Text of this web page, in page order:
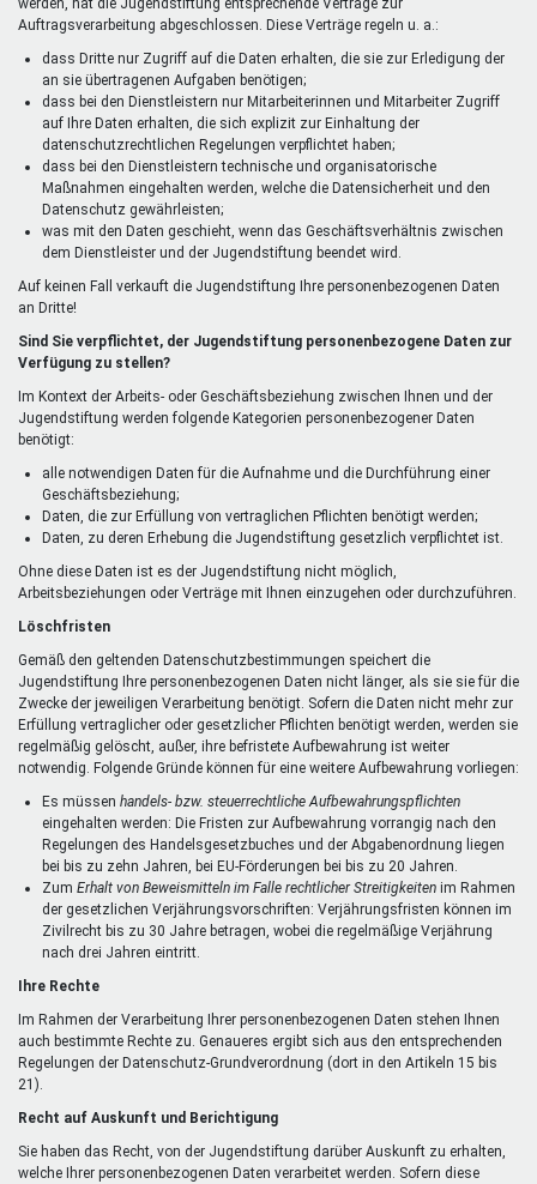
Auftragsverarbeitung abgeschlossen. Diese Verträge regeln u. a.:
dass Dritte nur Zugriff auf die Daten erhalten, die sie zur Erledigung der
an sie übertragenen Aufgaben benötigen;
dass bei den Dienstleistern nur Mitarbeiterinnen und Mitarbeiter Zugriff
auf Ihre Daten erhalten, die sich explizit zur Einhaltung der
datenschutzrechtlichen Regelungen verpflichtet haben;
dass bei den Dienstleistern technische und organisatorische
Maßnahmen eingehalten werden, welche die Datensicherheit und den
Datenschutz gewährleisten;
was mit den Daten geschieht, wenn das Geschäftsverhältnis zwischen
dem Dienstleister und der Jugendstiftung beendet wird.
Auf keinen Fall verkauft die Jugendstiftung Ihre personenbezogenen Daten
an Dritte!
Sind Sie verpflichtet, der Jugendstiftung personenbezogene Daten zur
Verfügung zu stellen?
Im Kontext der Arbeits- oder Geschäftsbeziehung zwischen Ihnen und der
Jugendstiftung werden folgende Kategorien personenbezogener Daten
benötigt:
alle notwendigen Daten für die Aufnahme und die Durchführung einer
Geschäftsbeziehung;
Daten, die zur Erfüllung von vertraglichen Pflichten benötigt werden;
Daten, zu deren Erhebung die Jugendstiftung gesetzlich verpflichtet ist.
Ohne diese Daten ist es der Jugendstiftung nicht möglich,
Arbeitsbeziehungen oder Verträge mit Ihnen einzugehen oder durchzuführen.
Löschfristen
Gemäß den geltenden Datenschutzbestimmungen speichert die
Jugendstiftung Ihre personenbezogenen Daten nicht länger, als sie sie für die
Zwecke der jeweiligen Verarbeitung benötigt. Sofern die Daten nicht mehr zur
Erfüllung vertraglicher oder gesetzlicher Pflichten benötigt werden, werden sie
regelmäßig gelöscht, außer, ihre befristete Aufbewahrung ist weiter
notwendig. Folgende Gründe können für eine weitere Aufbewahrung vorliegen:
Es müssen handels- bzw. steuerrechtliche Aufbewahrungspflichten
eingehalten werden: Die Fristen zur Aufbewahrung vorrangig nach den
Regelungen des Handelsgesetzbuches und der Abgabenordnung liegen
bei bis zu zehn Jahren, bei EU-Förderungen bei bis zu 20 Jahren.
Zum Erhalt von Beweismitteln im Falle rechtlicher Streitigkeiten im Rahmen
der gesetzlichen Verjährungsvorschriften: Verjährungsfristen können im
Zivilrecht bis zu 30 Jahre betragen, wobei die regelmäßige Verjährung
nach drei Jahren eintritt.
Ihre Rechte
Im Rahmen der Verarbeitung Ihrer personenbezogenen Daten stehen Ihnen
auch bestimmte Rechte zu. Genaueres ergibt sich aus den entsprechenden
Regelungen der Datenschutz-Grundverordnung (dort in den Artikeln 15 bis
21).
Recht auf Auskunft und Berichtigung
Sie haben das Recht, von der Jugendstiftung darüber Auskunft zu erhalten,
welche Ihrer personenbezogenen Daten verarbeitet werden. Sofern diese